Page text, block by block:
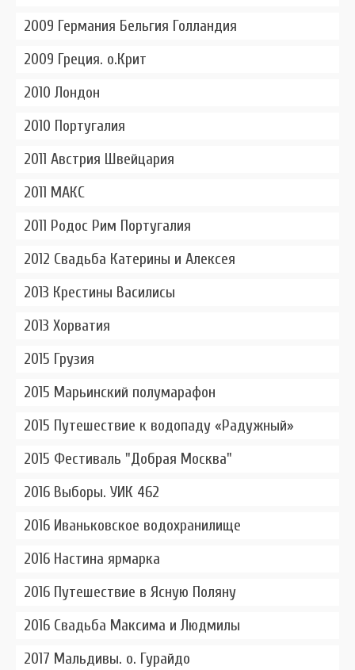
2009 Германия Бельгия Голландия
2009 Греция. о.Крит
2010 Лондон
2010 Португалия
2011 Австрия Швейцария
2011 МАКС
2011 Родос Рим Португалия
2012 Свадьба Катерины и Алексея
2013 Крестины Василисы
2013 Хорватия
2015 Грузия
2015 Марьинский полумарафон
2015 Путешествие к водопаду «Радужный»
2015 Фестиваль "Добрая Москва"
2016 Выборы. УИК 462
2016 Иваньковское водохранилище
2016 Настина ярмарка
2016 Путешествие в Ясную Поляну
2016 Свадьба Максима и Людмилы
2017 Мальдивы. о. Гурайдо